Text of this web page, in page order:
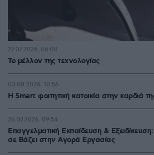
Το μέλλον της τεχνολογίας
27.07.2026, 06:00
Η Smart φοιτητική κατοικία στην καρδιά
03.08.2026, 10:56
Επαγγελματική Εκπαίδευση &
σε Bάζει στην Aγορά Eργασίας
26.07.2026, 09:54